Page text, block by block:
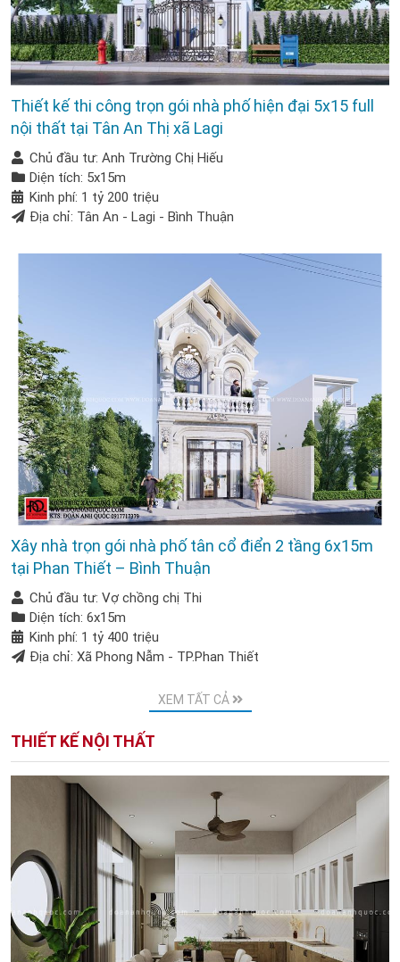
Thiết kế thi công trọn gói nhà phố hiện đại 5x15 full
nội thất tại Tân An Thị xã Lagi
Chủ đầu tư: Anh Trường Chị Hiếu
Diện tích: 5x15m
Kinh phí: 1 tỷ 200 triệu
Địa chỉ: Tân An - Lagi - Bình Thuận
Xây nhà trọn gói nhà phố tân cổ điển 2 tầng 6x15m
tại Phan Thiết – Bình Thuận
Chủ đầu tư: Vợ chồng chị Thi
Diện tích: 6x15m
Kinh phí: 1 tỷ 400 triệu
Địa chỉ: Xã Phong Nẫm - TP.Phan Thiết
XEM TẤT CẢ
THIẾT KẾ NỘI THẤT